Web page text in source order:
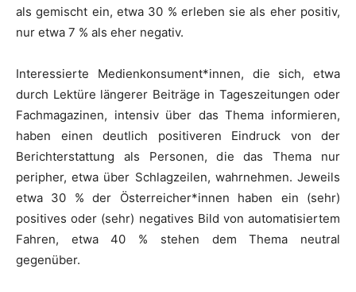
als gemischt ein, etwa 30 % erleben sie als eher positiv,
nur etwa 7 % als eher negativ.
Interessierte Medienkonsument*innen, die sich, etwa
durch Lektüre längerer Beiträge in Tageszeitungen oder
Fachmagazinen, intensiv über das Thema informieren,
haben einen deutlich positiveren Eindruck von der
Berichterstattung als Personen, die das Thema nur
peripher, etwa über Schlagzeilen, wahrnehmen. Jeweils
etwa 30 % der Österreicher*innen haben ein (sehr)
positives oder (sehr) negatives Bild von automatisiertem
Fahren, etwa 40 % stehen dem Thema neutral
gegenüber.